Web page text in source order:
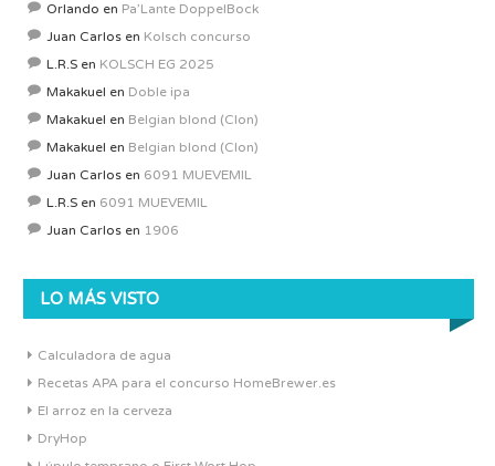
Orlando en Pa’Lante DoppelBock
Juan Carlos en Kolsch concurso
L.R.S en KOLSCH EG 2025
Makakuel en Doble ipa
Makakuel en Belgian blond (Clon)
Makakuel en Belgian blond (Clon)
Juan Carlos en 6091 MUEVEMIL
L.R.S en 6091 MUEVEMIL
Juan Carlos en 1906
LO MÁS VISTO
Calculadora de agua
Recetas APA para el concurso HomeBrewer.es
El arroz en la cerveza
DryHop